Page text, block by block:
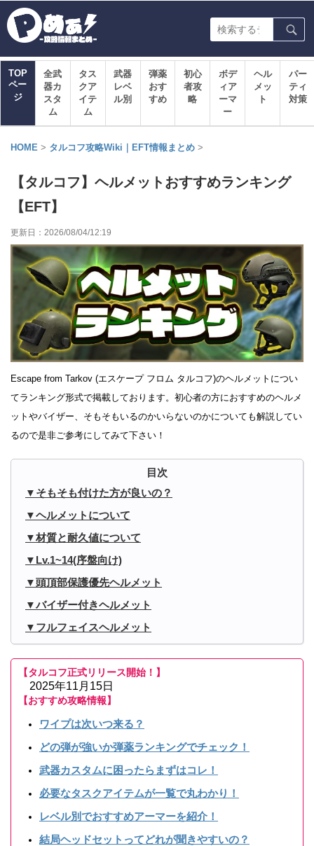
TOP
ペー
ジ
全武
器カ
スタ
ム
タス
クア
イテ
ム
武器
レベ
ル別
弾薬
おす
すめ
初心
者攻
略
ボデ
ィア
ーマ
ー
ヘル
メッ
ト
パー
ティ
対策
HOME > タルコフ攻略Wiki｜EFT情報まとめ >
【タルコフ】ヘルメットおすすめランキング
【EFT】
更新日： 2026/08/04/12:19
Escape from Tarkov (エスケープ フロム タルコフ)のヘルメットについ
てランキング形式で掲載しております。初心者の方におすすめのヘルメ
ットやバイザー、そもそもいるのかいらないのかについても解説してい
るので是非ご参考にしてみて下さい！
そもそも付けた方が良いの？
ヘルメットについて
材質と耐久値について
Lv.1~14(序盤向け)
頭頂部保護優先ヘルメット
バイザー付きヘルメット
フルフェイスヘルメット
【タルコフ正式リリース開始！】
2025年11月15日
【おすすめ攻略情報】
ワイプは次いつ来る？
どの弾が強いか弾薬ランキングでチェック！
武器カスタムに困ったらまずはコレ！
必要なタスクアイテムが一覧で丸わかり！
レベル別でおすすめアーマーを紹介！
結局ヘッドセットってどれが聞きやすいの？